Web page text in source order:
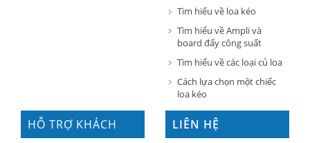
Tìm hiểu về loa kéo
Tìm hiểu về Ampli và
board đẩy công suất
Tìm hiểu về các loại củ loa
Cách lựa chọn một chiếc
loa kéo
HỖ TRỢ KHÁCH
LIÊN HỆ